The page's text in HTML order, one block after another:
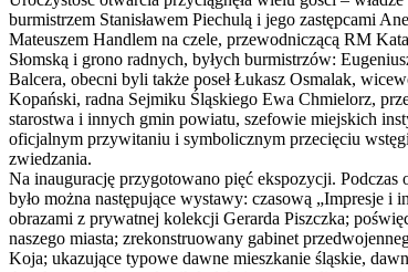
burmistrzem Stanisławem Piechulą i jego zastępcami
Mateuszem Handlem na czele, przewodniczącą RM
Słomską i grono radnych, byłych burmistrzów:
Balcera, obecni byli także poseł Łukasz Osmalak,
Kopański, radna Sejmiku Śląskiego Ewa Chmielorz,
starostwa i innych gmin powiatu, szefowie miejskich
oficjalnym przywitaniu i symbolicznym przecięciu
zwiedzania.
Na inaugurację przygotowano pięć ekspozycji. Podczas
było można następujące wystawy: czasową „Impresje i
obrazami z prywatnej kolekcji Gerarda Piszczka;
naszego miasta; zrekonstruowany gabinet
Koja; ukazujące typowe dawne mieszkanie śląskie,